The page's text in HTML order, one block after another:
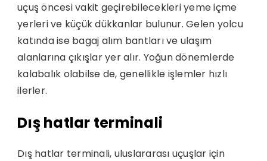
uçuş öncesi vakit geçirebilecekleri yeme içme
yerleri ve küçük dükkanlar bulunur. Gelen yolcu
katında ise bagaj alım bantları ve ulaşım
alanlarına çıkışlar yer alır. Yoğun dönemlerde
kalabalık olabilse de, genellikle işlemler hızlı
ilerler.
Dış hatlar terminali
Dış hatlar terminali, uluslararası uçuşlar için